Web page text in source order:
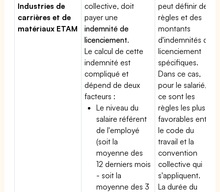
Industries de
carrières et de
matériaux ETAM
collective, doit
payer une
indemnité de
licenciement.
Le calcul de cette
indemnité est
compliqué et
dépend de deux
facteurs :
Le niveau du
salaire référent
de l'employé
(soit la
moyenne des
12 derniers mois
- soit la
moyenne des 3
peut définir des
règles et des
montants
d'indemnités de
licenciement
spécifiques.
Dans ce cas,
pour le salarié,
ce sont les
règles les plus
favorables entre
le code du
travail et la
convention
collective qui
s'appliquent.
La durée du